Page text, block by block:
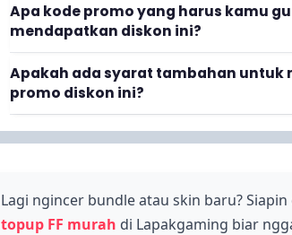
Free Fire dan Free Fire Max dengan
tersedia.
Apa kode promo yang harus kamu
mendapatkan diskon ini?
mendapatkan diskon 3% pada pembelian
Apakah ada syarat tambahan untuk
promo diskon ini?
tanpa ribet dan tanpa syarat tambahan
Lagi ngincer bundle atau skin baru?
topup FF murah di Lapakgaming biar